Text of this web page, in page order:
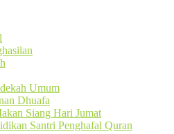
Umum
Dhuafa
Siang Hari Jumat
Santri Penghafal Quran